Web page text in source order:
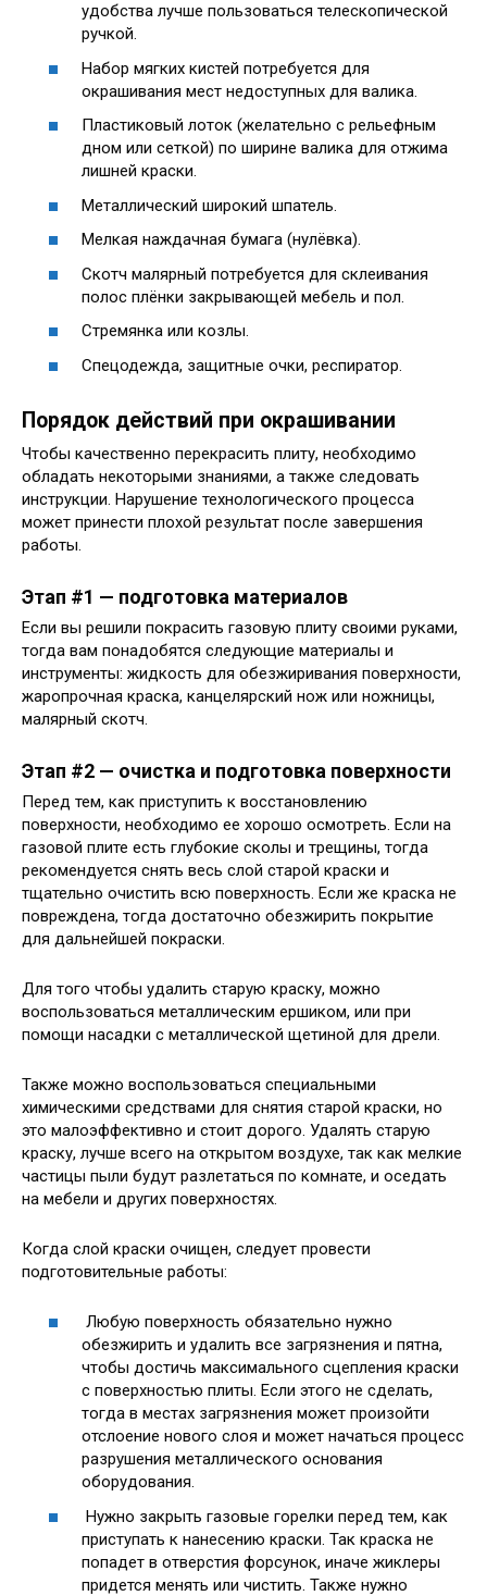
удобства лучше пользоваться телескопической
ручкой.
Набор мягких кистей потребуется для
окрашивания мест недоступных для валика.
Пластиковый лоток (желательно с рельефным
дном или сеткой) по ширине валика для отжима
лишней краски.
Металлический широкий шпатель.
Мелкая наждачная бумага (нулёвка).
Скотч малярный потребуется для склеивания
полос плёнки закрывающей мебель и пол.
Стремянка или козлы.
Спецодежда, защитные очки, респиратор.
Порядок действий при окрашивании
Чтобы качественно перекрасить плиту, необходимо
обладать некоторыми знаниями, а также следовать
инструкции. Нарушение технологического процесса
может принести плохой результат после завершения
работы.
Этап #1 — подготовка материалов
Если вы решили покрасить газовую плиту своими руками,
тогда вам понадобятся следующие материалы и
инструменты: жидкость для обезжиривания поверхности,
жаропрочная краска, канцелярский нож или ножницы,
малярный скотч.
Этап #2 — очистка и подготовка поверхности
Перед тем, как приступить к восстановлению
поверхности, необходимо ее хорошо осмотреть. Если на
газовой плите есть глубокие сколы и трещины, тогда
рекомендуется снять весь слой старой краски и
тщательно очистить всю поверхность. Если же краска не
повреждена, тогда достаточно обезжирить покрытие
для дальнейшей покраски.
Для того чтобы удалить старую краску, можно
воспользоваться металлическим ершиком, или при
помощи насадки с металлической щетиной для дрели.
Также можно воспользоваться специальными
химическими средствами для снятия старой краски, но
это малоэффективно и стоит дорого. Удалять старую
краску, лучше всего на открытом воздухе, так как мелкие
частицы пыли будут разлетаться по комнате, и оседать
на мебели и других поверхностях.
Когда слой краски очищен, следует провести
подготовительные работы:
Любую поверхность обязательно нужно
обезжирить и удалить все загрязнения и пятна,
чтобы достичь максимального сцепления краски
с поверхностью плиты. Если этого не сделать,
тогда в местах загрязнения может произойти
отслоение нового слоя и может начаться процесс
разрушения металлического основания
оборудования.
Нужно закрыть газовые горелки перед тем, как
приступать к нанесению краски. Так краска не
попадет в отверстия форсунок, иначе жиклеры
придется менять или чистить. Также нужно